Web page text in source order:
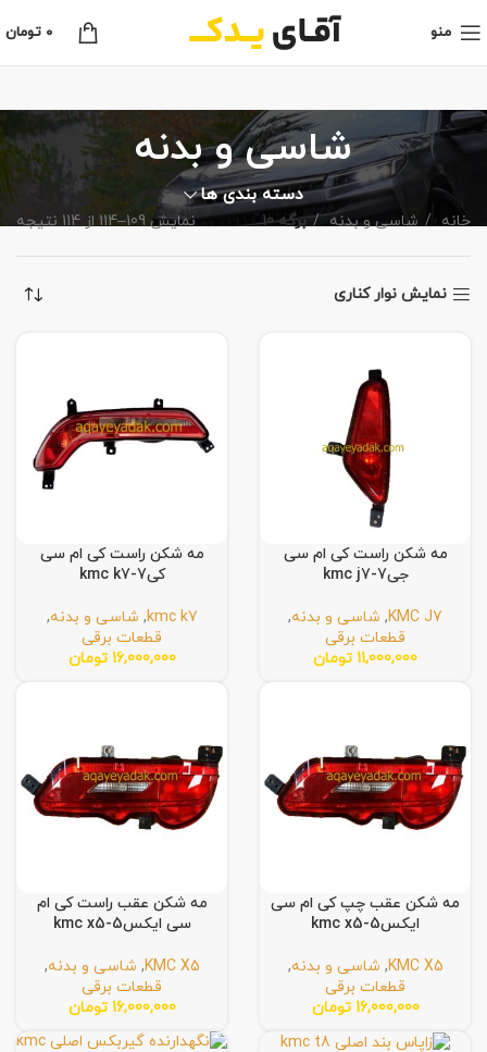
منو 0 تومان
شاسی و بدنه
دسته بندی ها
خانه شاسی و بدنه برگه 10 نمایش 109–114 از 114 نتیجه
نمایش نوار کناری
مه شکن راست کی ام سی
جی7-kmc j7
KMC J7
, شاسی و بدنه,
قطعات برقی
11,000,000 تومان
مه شکن راست کی ام سی
کی7-kmc k7
kmc k7
, شاسی و بدنه,
قطعات برقی
16,000,000 تومان
مه شکن عقب چپ کی ام سی
ایکس5-kmc x5
KMC X5
, شاسی و بدنه,
قطعات برقی
16,000,000 تومان
مه شکن عقب راست کی ام
سی ایکس5-kmc x5
KMC X5
, شاسی و بدنه,
قطعات برقی
16,000,000 تومان